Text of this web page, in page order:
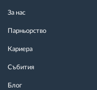
За нас
Парньорство
Кариера
Събития
Блог